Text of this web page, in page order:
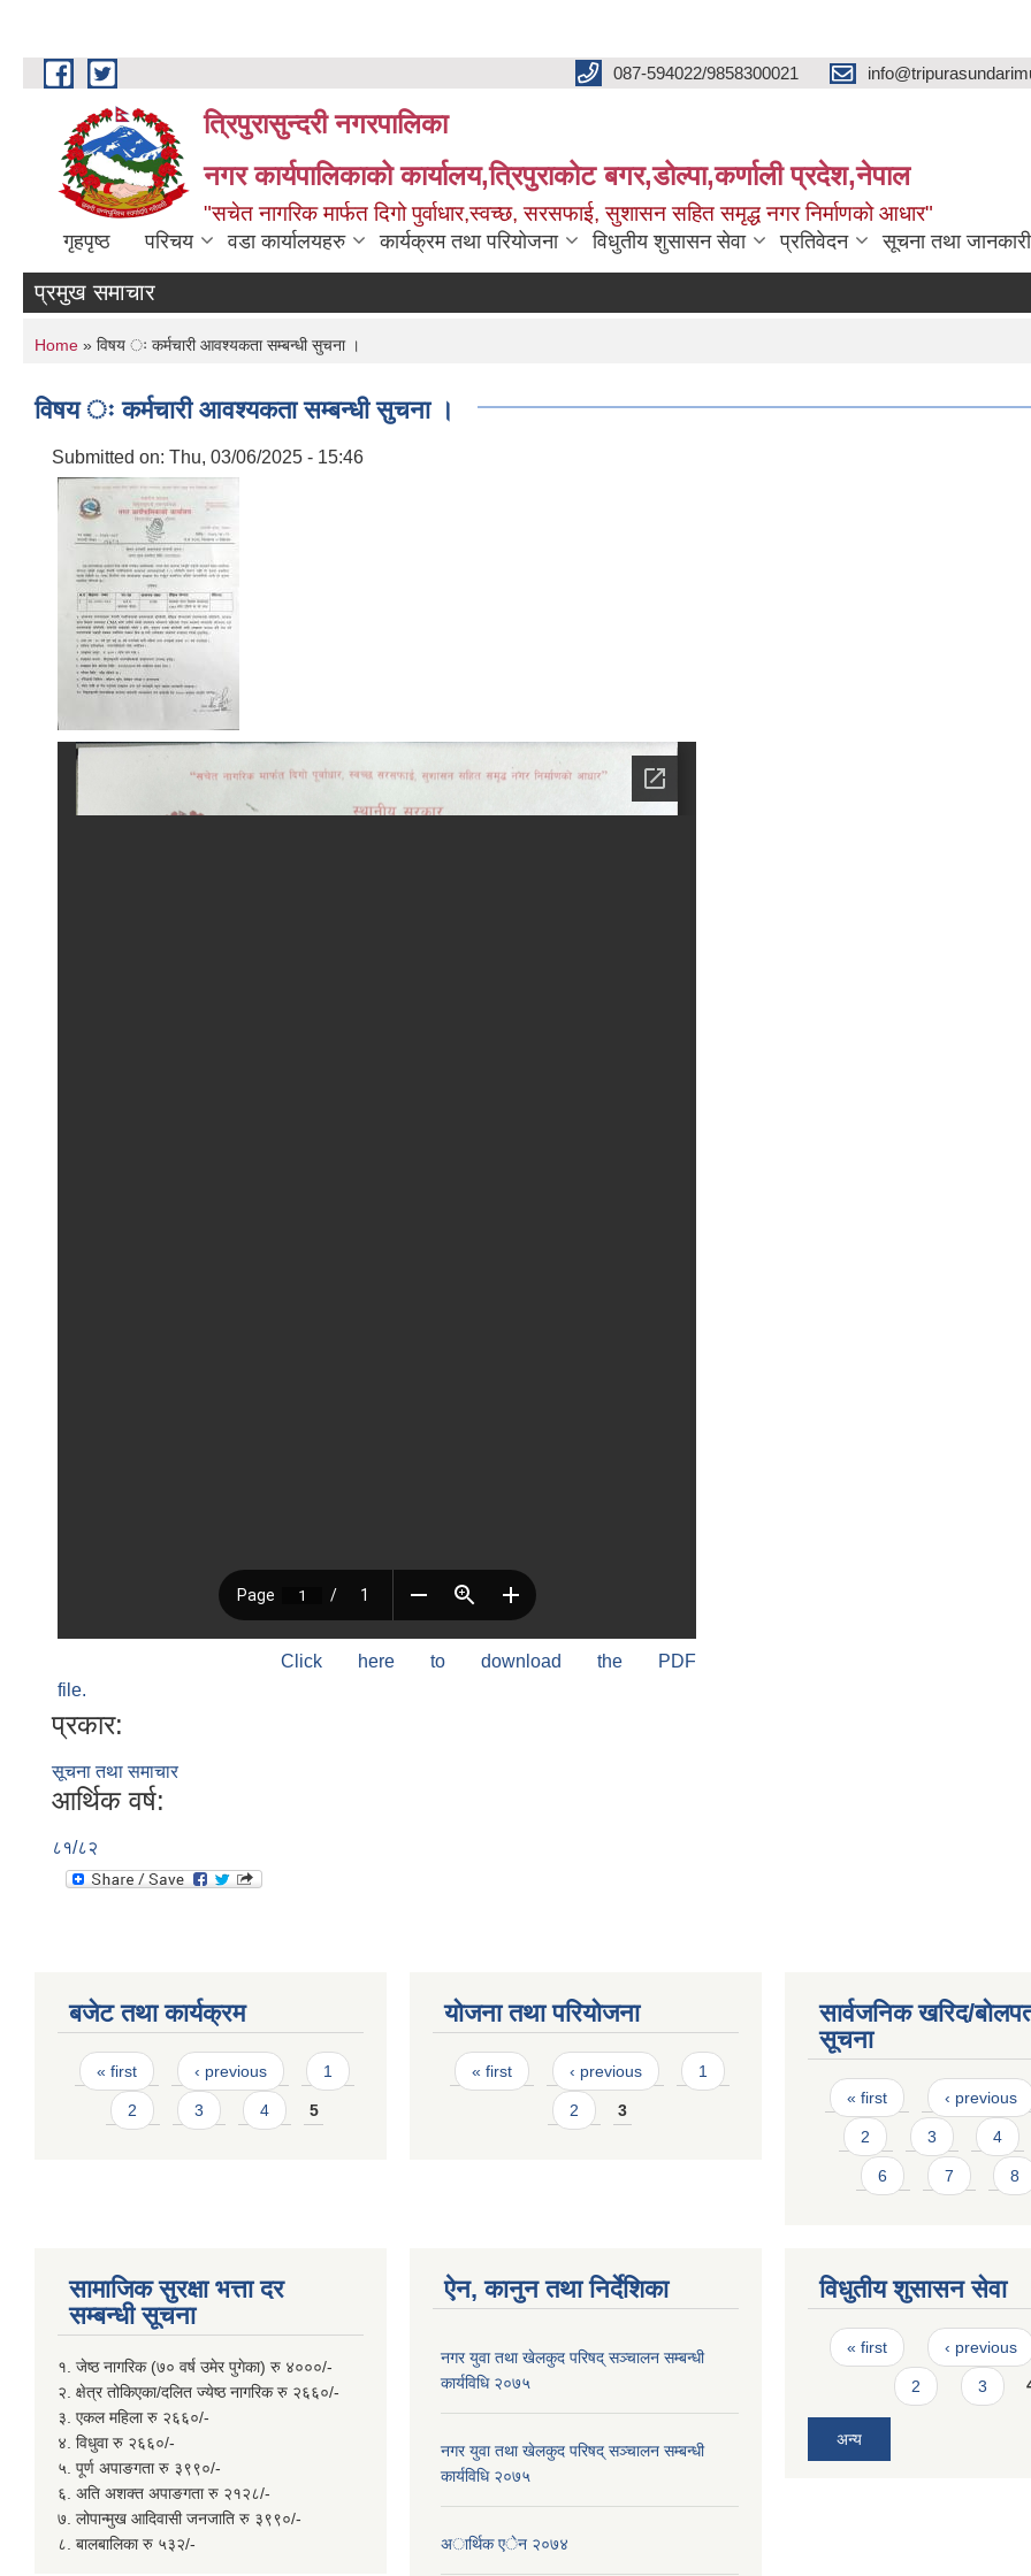
Skip to main content 087-594022/9858300021
त्रिपुरासुन्दरी नगरपालिका
नगर कार्यपालिकाको कार्यालय,त्रिपुराकोट बगर,डोल्पा,कर्णाली प्रदेश,नेपाल
"सचेत नागरिक मार्फत दिगो पुर्वाधार,स्वच्छ, सरसफाई, सुशासन सहित समृद्ध नगर निर्माणको आधार"
गृहपृष्ठ परिचय वडा कार्यालयहरु कार्यक्रम तथा परियोजना विधुतीय शुसासन सेवा प्रतिवेदन सूचना तथा जानकारी
प्रमुख समाचार
You are here
Home » विषय ः कर्मचारी आवश्यकता सम्बन्धी सुचना ।
विषय ः कर्मचारी आवश्यकता सम्बन्धी सुचना ।
Submitted on: Thu, 03/06/2025 - 15:46
Click here to download the PDF
file.
प्रकार:
सूचना तथा समाचार
आर्थिक वर्ष:
८१/८२
बजेट तथा कार्यक्रम
Pages
« first ‹ previous 1
2 3 4 5
योजना तथा परियोजना
Pages
« first ‹ previous 1
2 3
सार्वजनिक खरिद/
सूचना
Pages
« first ‹ previous
2 3 4
6 7 8
सामाजिक सुरक्षा भत्ता दर
सम्बन्धी सूचना
१. जेष्ठ नागरिक (७० वर्ष उमेर पुगेका) रु ४०००/-
२. क्षेत्र तोकिएका/दलित ज्येष्ठ नागरिक रु २६६०/-
३. एकल महिला रु २६६०/-
४. विधुवा रु २६६०/-
५. पूर्ण अपाङगता रु ३९९०/-
६. अति अशक्त अपाङगता रु २१२८/-
७. लोपान्मुख आदिवासी जनजाति रु ३९९०/-
८. बालबालिका रु ५३२/-
ऐन, कानुन तथा निर्देशिका
नगर युवा तथा खेलकुद परिषद् सञ्चालन सम्बन्धी
कार्यविधि २०७५
नगर युवा तथा खेलकुद परिषद् सञ्चालन सम्बन्धी
कार्यविधि २०७५
अार्थिक एेन २०७४
विधुतीय शुसासन सेवा
Pages
« first ‹ previous
2 3
अन्य